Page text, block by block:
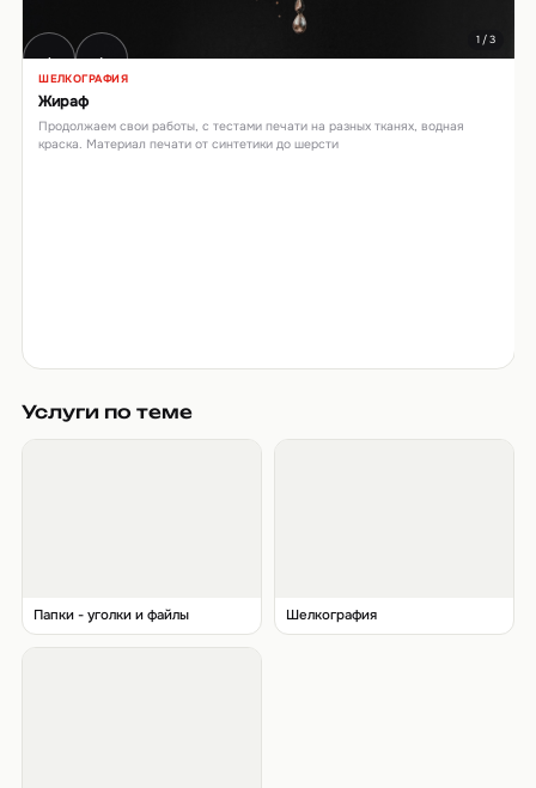
‹ ›
1 / 3
ШЕЛКОГРАФИЯ
Жираф
Продолжаем свои работы, с тестами печати на разных тканях, водная
краска. Материал печати от синтетики до шерсти
Услуги по теме
Папки - уголки и файлы Шелкография